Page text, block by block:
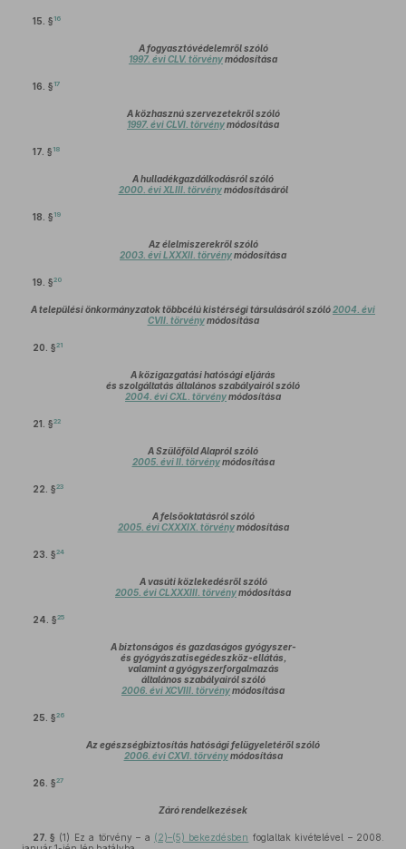
15. § 16
A fogyasztóvédelemről szóló
1997. évi CLV. törvénymódosítása
16. § 17
A közhasznú szervezetekről szóló
1997. évi CLVI. törvénymódosítása
17. § 18
A hulladékgazdálkodásról szóló
2000. évi XLIII. törvénymódosításáról
18. § 19
Az élelmiszerekről szóló
2003. évi LXXXII. törvénymódosítása
19. §20
A települési önkormányzatok többcélú kistérségi társulásáról szóló2004. évi
CVII. törvénymódosítása
20. §21
A közigazgatási hatósági eljárás
és szolgáltatás általános szabályairól szóló
2004. évi CXL. törvénymódosítása
21. §22
A Szülőföld Alapról szóló
2005. évi II. törvénymódosítása
22. §23
A felsőoktatásról szóló
2005. évi CXXXIX. törvénymódosítása
23. §24
A vasúti közlekedésről szóló
2005. évi CLXXXIII. törvénymódosítása
24. §25
A biztonságos és gazdaságos gyógyszer-
és gyógyászatisegédeszköz-ellátás,
valamint a gyógyszerforgalmazás
általános szabályairól szóló
2006. évi XCVIII. törvénymódosítása
25. §26
Az egészségbiztosítás hatósági felügyeletéről szóló
2006. évi CXVI. törvénymódosítása
26. §27
Záró rendelkezések
27. § (1) Ez a törvény – a (2)–(5) bekezdésben foglaltak kivételével – 2008.